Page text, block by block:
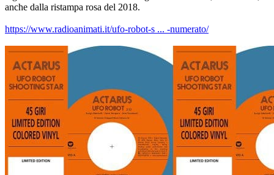
anche dalla ristampa rosa del 2018.
https://www.radioanimati.it/ufo-robot-s ... -numerato/